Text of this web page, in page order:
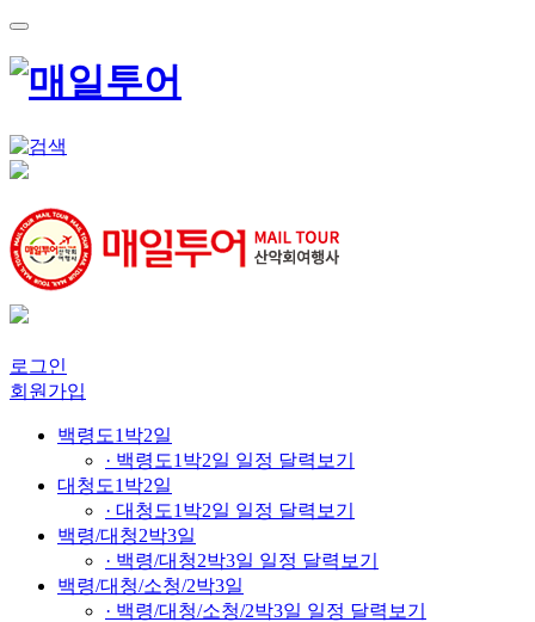
로그인
회원가입
백령도1박2일
· 백령도1박2일 일정 달력보기
대청도1박2일
· 대청도1박2일 일정 달력보기
백령/대청2박3일
· 백령/대청2박3일 일정 달력보기
백령/대청/소청/2박3일
· 백령/대청/소청/2박3일 일정 달력보기